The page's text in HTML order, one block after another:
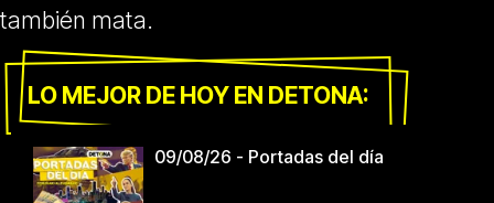
también mata.
LO MEJOR DE HOY EN DETONA:
09/08/26 - Portadas del día